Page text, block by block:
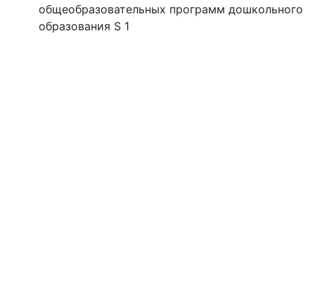
общеобразовательных программ дошкольного
образования S 1